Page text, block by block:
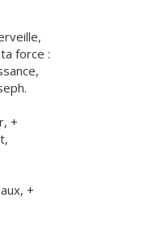
force :
+
+